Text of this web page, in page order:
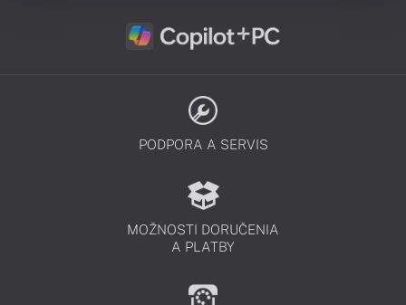
PODPORA A SERVIS
MOŽNOSTI DORUČENIA
A PLATBY